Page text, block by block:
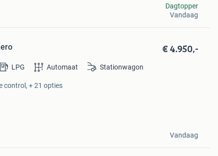
Dagtopper
Vandaag
€ 4.950,-
LPG Automaat Stationwagon
control, + 21 opties
Vandaag